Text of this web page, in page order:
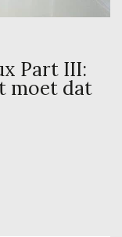
Part III:
moet dat